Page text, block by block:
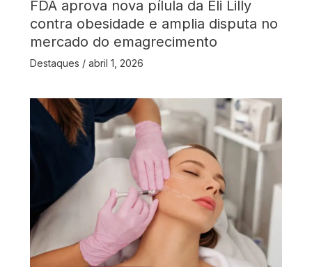
FDA aprova nova pílula da Eli Lilly
contra obesidade e amplia disputa no
mercado do emagrecimento
Destaques / abril 1, 2026